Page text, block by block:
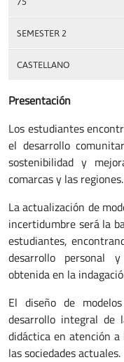
SEMESTER 2
CASTELLANO
Presentación
Los estudiantes
el desarrollo
sostenibilidad y
comarcas y las regiones.
La actualización de
incertidumbre será la
estudiantes,
desarrollo personal
obtenida en la
El diseño de
desarrollo integral de
didáctica en atención
las sociedades actuales.